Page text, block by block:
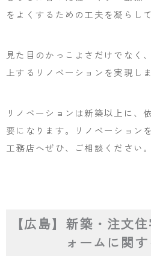
をよくするための工夫を凝らし
見た目のかっこよさだけでなく
上するリノベーションを実現しま
リノベーションは新築以上に、
要になります。リノベーション
工務店へぜひ、ご相談ください。
【広島】新築・注文
ォームに関